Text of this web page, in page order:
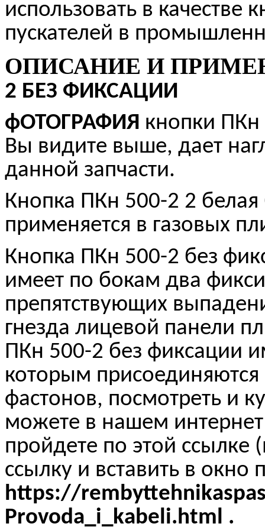
использовать в качестве
пускателей в
ОПИСАНИЕ И
2 БЕЗ ФИКСАЦИИ
фОТОГРАФИЯ кнопки ПКн
Вы видите выше, дает
данной запчасти.
Кнопка ПКн 500-2 2
применяется в газовых
Кнопка ПКн 500-2 без
имеет по бокам два
препятствующих
гнезда лицевой панели
ПКн 500-2 без фиксации
которым
фастонов, посмотреть и
можете в нашем
пройдете по этой ссылке
ссылку и вставить в окно
https://
Provoda_i_kabeli.html .